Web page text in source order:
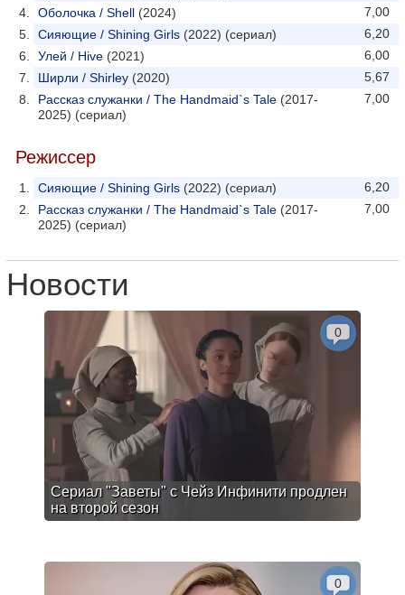
7,00
Оболочка / Shell (2024)
6,20
Сияющие / Shining Girls (2022) (сериал)
6,00
Улей / Hive (2021)
5,67
Ширли / Shirley (2020)
7,00
Рассказ служанки / The Handmaid`s Tale (2017-
2025) (сериал)
Режиссер
6,20
Сияющие / Shining Girls (2022) (сериал)
7,00
Рассказ служанки / The Handmaid`s Tale (2017-
2025) (сериал)
Новости
Сериал "Заветы" с Чейз Инфинити продлен
на второй сезон
0
0